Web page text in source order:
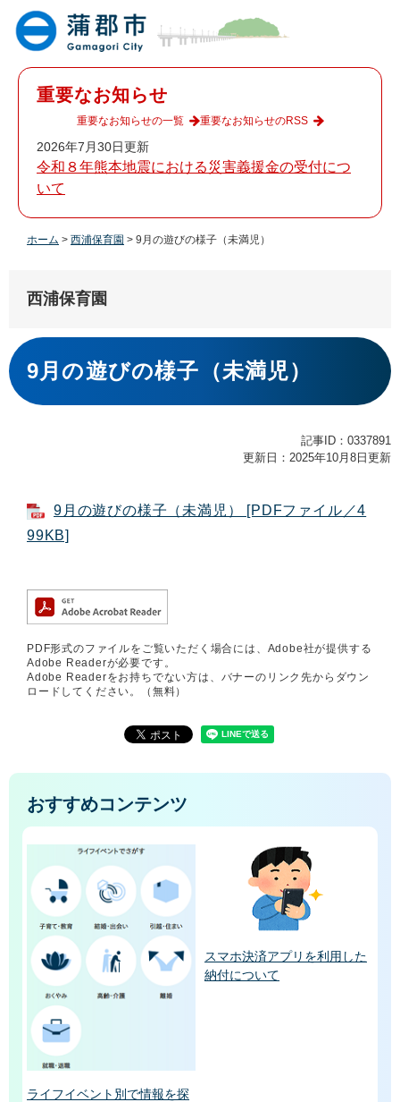
重要なお知らせ
2026年7月30日更新
令和８年熊本地震における災害義援金の受付につ
いて
重要なお知らせの一覧 重要なお知らせのRSS
ホーム > 西浦保育園 > 9月の遊びの様子（未満児）
西浦保育園
本
文
9月の遊びの様子（未満児）
記事ID：0337891
更新日：2025年10月8日更新
9月の遊びの様子（未満児） [PDFファイル／4
99KB]
PDF形式のファイルをご覧いただく場合には、Adobe社が提供する
Adobe Readerが必要です。
Adobe Readerをお持ちでない方は、バナーのリンク先からダウン
ロードしてください。（無料）
おすすめコンテンツ
ライフイベント別で情報を探
スマホ決済アプリを利用した
納付について